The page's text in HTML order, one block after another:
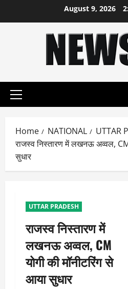
August 9, 2026
Primary
Home NATIONAL
UTTAR
राजस्व निस्तारण में लखनऊ अव्वल,
सुधार
UTTAR PRADESH
राजस्व निस्तारण में
लखनऊ अव्वल, CM
योगी की मॉनीटरिंग से
आया सुधार